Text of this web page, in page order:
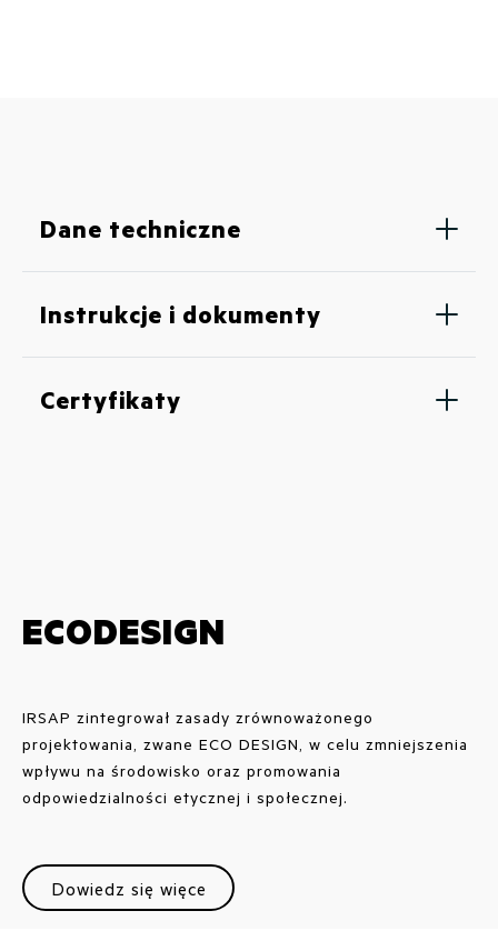
Dane techniczne
Instrukcje i dokumenty
Certyfikaty
ECODESIGN
IRSAP zintegrował zasady zrównoważonego
projektowania, zwane ECO DESIGN, w celu zmniejszenia
wpływu na środowisko oraz promowania
odpowiedzialności etycznej i społecznej.
Dowiedz się więce